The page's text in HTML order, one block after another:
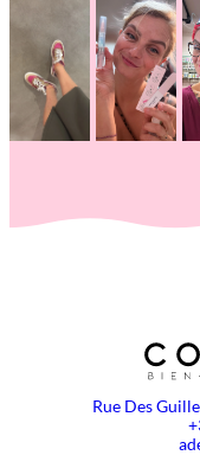
Rue Des